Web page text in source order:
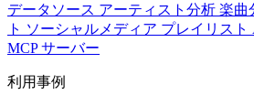
データソース アーティスト分析 楽曲
ト ソーシャルメディア プレイリスト
MCP サーバー
利用事例